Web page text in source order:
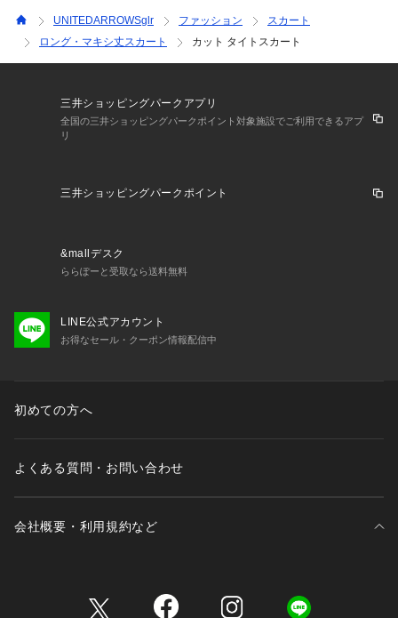
品名：FFC CUT TTSK
UNITEDARROWSglr ファッション
スカート
ロング・マキシ丈スカート
カット タイトスカート
三井ショッピングパークアプリ
全国の三井ショッピングパークポイント対象施設でご利用できるアプ
リ
三井ショッピングパークポイント
&mallデスク
ららぽーと受取なら送料無料
LINE公式アカウント
お得なセール・クーポン情報配信中
初めての方へ
よくある質問・お問い合わせ
会社概要・利用規約など